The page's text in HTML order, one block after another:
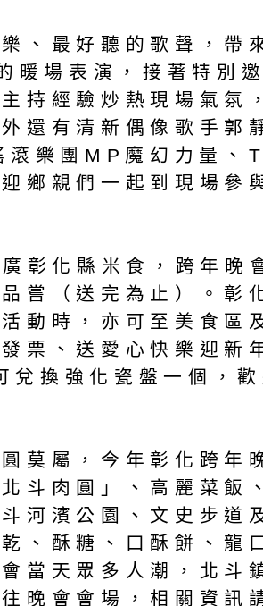
最好聽的歌聲，帶
場表演，接著特別
持經驗炒熱現場氣氛
還有清新偶像歌手郭
滾樂團MP魔幻力量
鄉親們一起到現場參
化縣米食，跨年晚
嘗（送完為止）。彰
動時，亦可至美食區
票、送愛心快樂迎
換強化瓷盤一個，歡
屬，今年彰化跨年
斗肉圓」、高麗菜飯
河濱公園、文史步道
、酥糖、口酥餅、龍
天眾多人潮，北斗
晚會會場，相關資